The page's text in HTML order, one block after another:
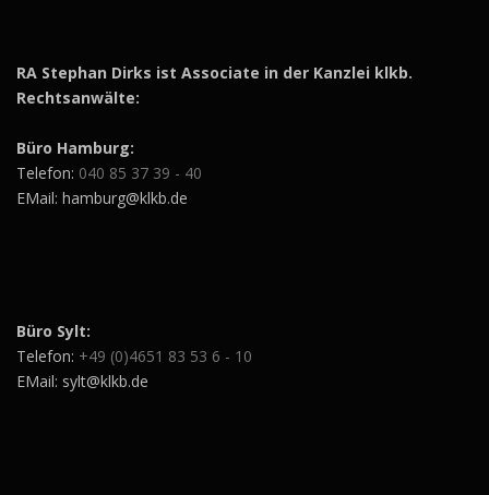
RA Stephan Dirks ist Associate in der Kanzlei klkb.
Rechtsanwälte:
Büro Hamburg:
Telefon: 040 85 37 39 - 40
EMail: hamburg@klkb.de
Büro Sylt:
Telefon: +49 (0)4651 83 53 6 - 10
EMail: sylt@klkb.de